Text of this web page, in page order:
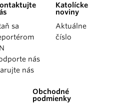
sa
nás
nás
Katolícke
noviny
Aktuálne
číslo
Obchodné
podmienky